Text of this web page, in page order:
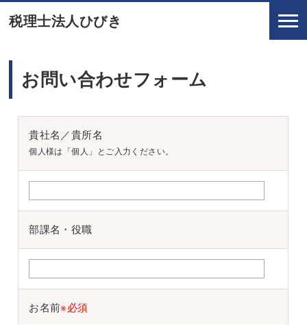
税理士法人ひびき
お問い合わせフォーム
貴社名／貴所名
個人様は「個人」とご入力ください。
部課名・役職
お名前※必須